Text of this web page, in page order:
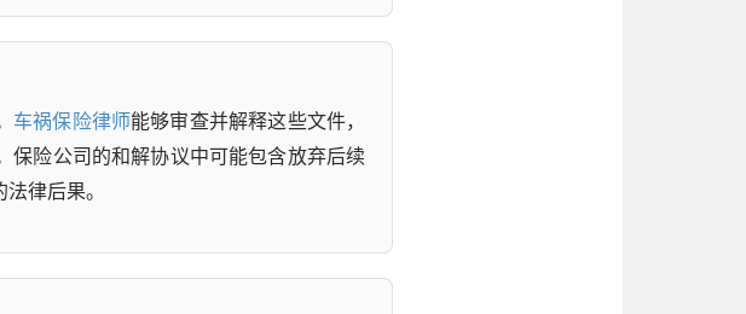
车祸保险律师能够审查并解释这些文件，
保险公司的和解协议中可能包含放弃后续
律后果。